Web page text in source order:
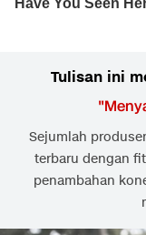
Tulisan ini
"
Sejumlah
terbaru dengan
penambahan